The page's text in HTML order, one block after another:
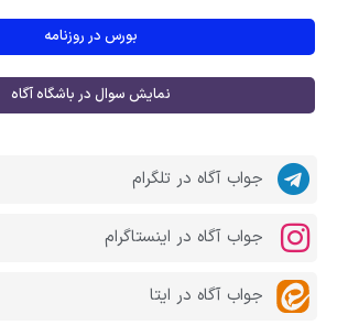
بورس در روزنامه
نمایش سوال در باشگاه آگاه
جواب آگاه در تلگرام
جواب آگاه در اینستاگرام
جواب آگاه در ایتا